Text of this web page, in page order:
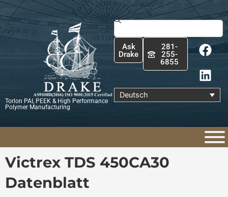
Zum
Inhalt
springen
Torlon PAI, PEEK & High Performance
Polymer Manufacturing
Suche
Ask
Drake
281-
255-
6855
F
a
c
e
b
o
k
L
i
n
k
e
d
n
Deutsch
Victrex TDS 450CA30
Datenblatt